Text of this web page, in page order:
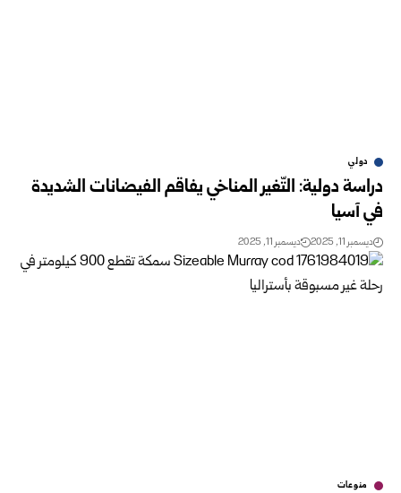
دولي
دراسة دولية: التّغير المناخي يفاقم الفيضانات الشديدة
في آسيا
ديسمبر 11, 2025 ديسمبر 11, 2025
منوعات